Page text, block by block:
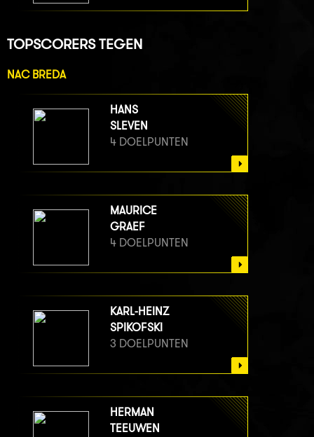
TOPSCORERS TEGEN
NAC BREDA
HANS
SLEVEN
4 DOELPUNTEN
MAURICE
GRAEF
4 DOELPUNTEN
KARL-HEINZ
SPIKOFSKI
3 DOELPUNTEN
HERMAN
TEEUWEN